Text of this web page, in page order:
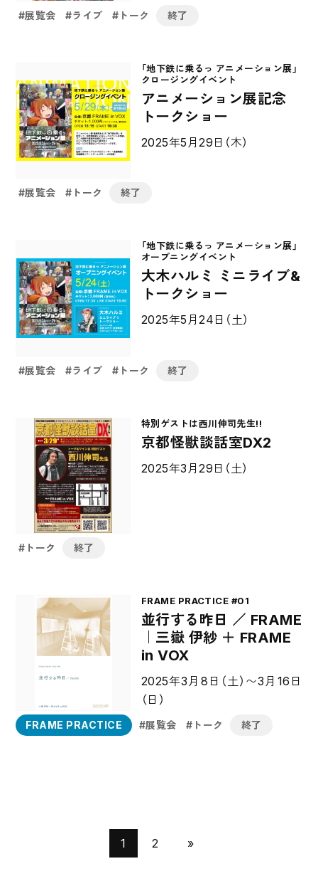
展覧会 ライブ トーク 終了
「地下鉄に乗るっ アニメーション展」
クロージングイベント
アニメーション展記念
トークショー
2025年5月29日（木）
展覧会 トーク 終了
「地下鉄に乗るっ アニメーション展」
オープニングイベント
大木ハルミ ミニライブ&
トークショー
2025年5月24日（土）
展覧会 ライブ トーク 終了
特別ゲストは西川伸司先生!!
京都怪獣談話室DX2
2025年3月29日（土）
トーク 終了
FRAME PRACTICE #01
並行する昨日 ／ FRAME
｜三嶽 伊紗 ＋ FRAME
in VOX
2025年3月8日（土）〜3月16日
（日）
FRAME PRACTICE 展覧会 トーク 終了
1 2 »